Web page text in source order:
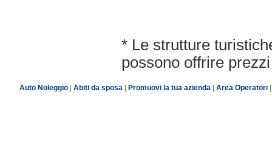
* Le strutture
possono offrire
Auto Noleggio| Abiti da sposa| Promuovi la tua azienda Area Operatori